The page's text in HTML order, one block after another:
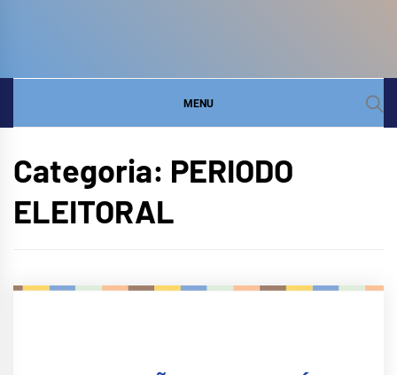
HIDROGRÁFICA DO
LITORAL
MENU
Categoria: PERIODO
ELEITORAL